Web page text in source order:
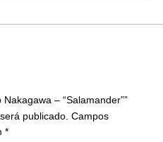
– “Salamander””
publicado. Campos
*